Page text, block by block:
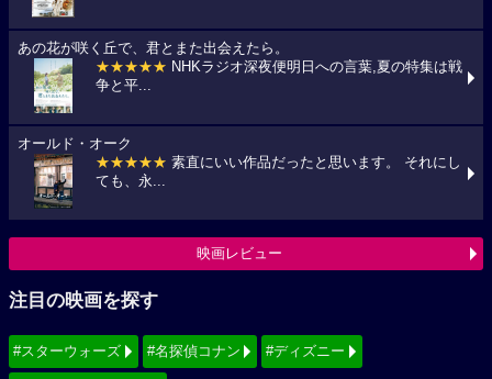
あの花が咲く丘で、君とまた出会えたら。
★★★★★ NHKラジオ深夜便明日への言葉,夏の特集は戦
争と平...
オールド・オーク
★★★★★ 素直にいい作品だったと思います。 それにし
ても、永...
映画レビュー
注目の映画を探す
#スターウォーズ #名探偵コナン #ディズニー